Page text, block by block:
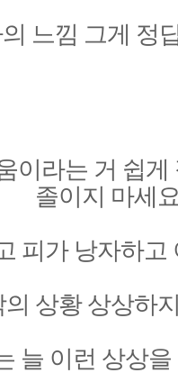
느낌 그게 정
이라는 거 쉽
졸이지 마세
피가 낭자하고
의 상황 상상하
늘 이런 상상